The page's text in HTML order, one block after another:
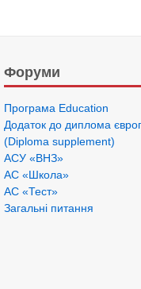
Форуми
Програма Eduсation
Додаток до диплома
(Diploma supplement)
АСУ «ВНЗ»
АС «Школа»
АС «Тест»
Загальні питання